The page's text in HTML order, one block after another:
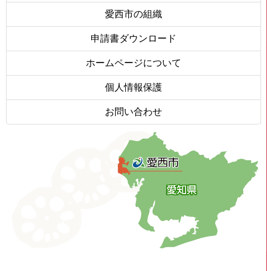
愛西市の組織
申請書ダウンロード
ホームページについて
個人情報保護
お問い合わせ